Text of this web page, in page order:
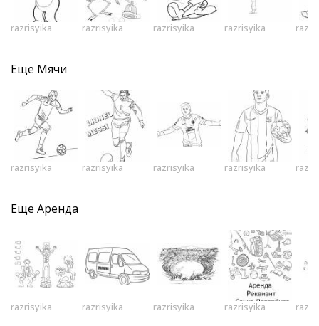
razrisyika razrisyika razrisyika razrisyika
Еще Мячи
razrisyika razrisyika razrisyika razrisyika
Еще Аренда
razrisyika razrisyika razrisyika razrisyika